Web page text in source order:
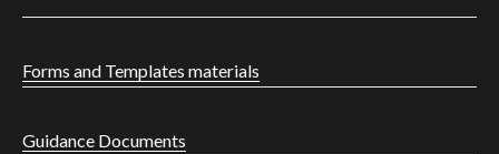
Forms and Templates materials
Guidance Documents